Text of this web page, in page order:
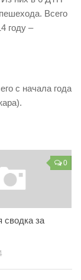
Всего
году –
с начала года
0
сводка за